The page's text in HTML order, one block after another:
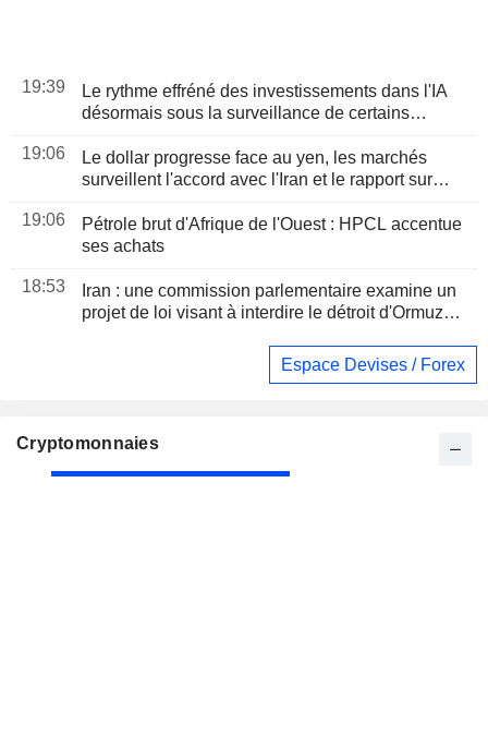
19:39
Le rythme effréné des investissements dans l'IA
désormais sous la surveillance de certains
19:06
Le dollar progresse face au yen, les marchés
surveillent l'accord avec l'Iran et le rapport sur
19:06
Pétrole brut d'Afrique de l'Ouest : HPCL accentue
ses achats
18:53
Iran : une commission parlementaire examine un
projet de loi visant à interdire le détroit d'Ormuz
Espace Devises / Forex
Cryptomonnaies